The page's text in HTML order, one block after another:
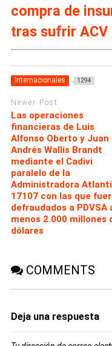
compra de
tras sufrir ACV
Internacionales 1294
Newer Post
Las operaciones
financieras de Luis
Alfonso Oberto y Juan
Andrés Wallis Brandt
mediante el Cadivi
paralelo de la
Administradora
17107 con las que
defraudados a PDVSA
menos 2.000 millones
dólares
COMMENTS
Deja una respuesta